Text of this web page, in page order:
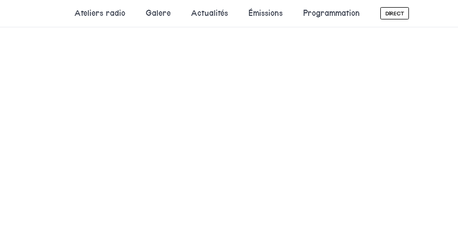
Ateliers radio Galere Actualités Émissions Programmation DIRECT